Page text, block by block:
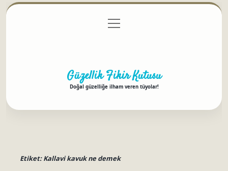
Gizlilik Politikası
menüyü
aç
Güzellik Fikir Kutusu
Doğal güzelliğe ilham veren tüyolar!
Etiket:Kallavi kavuk ne demek